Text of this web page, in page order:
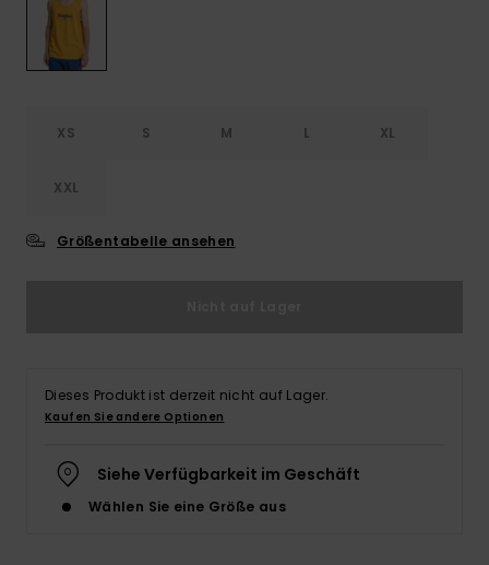
XS S M L XL
XXL
Größentabelle ansehen
Dieses Produkt ist derzeit nicht auf Lager.
Kaufen Sie andere Optionen
Siehe Verfügbarkeit im Geschäft
Wählen Sie eine Größe aus